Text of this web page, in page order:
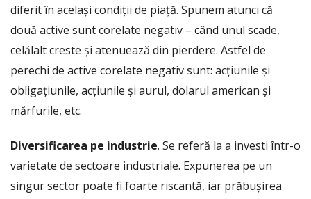
diferit în același condiții de piață. Spunem atunci că
două active sunt corelate negativ – când unul scade,
celălalt creste și atenuează din pierdere. Astfel de
perechi de active corelate negativ sunt: acțiunile și
obligațiunile, acțiunile și aurul, dolarul american și
mărfurile, etc.
Diversificarea pe industrie. Se referă la a investi într-o
varietate de sectoare industriale. Expunerea pe un
singur sector poate fi foarte riscantă, iar prăbușirea